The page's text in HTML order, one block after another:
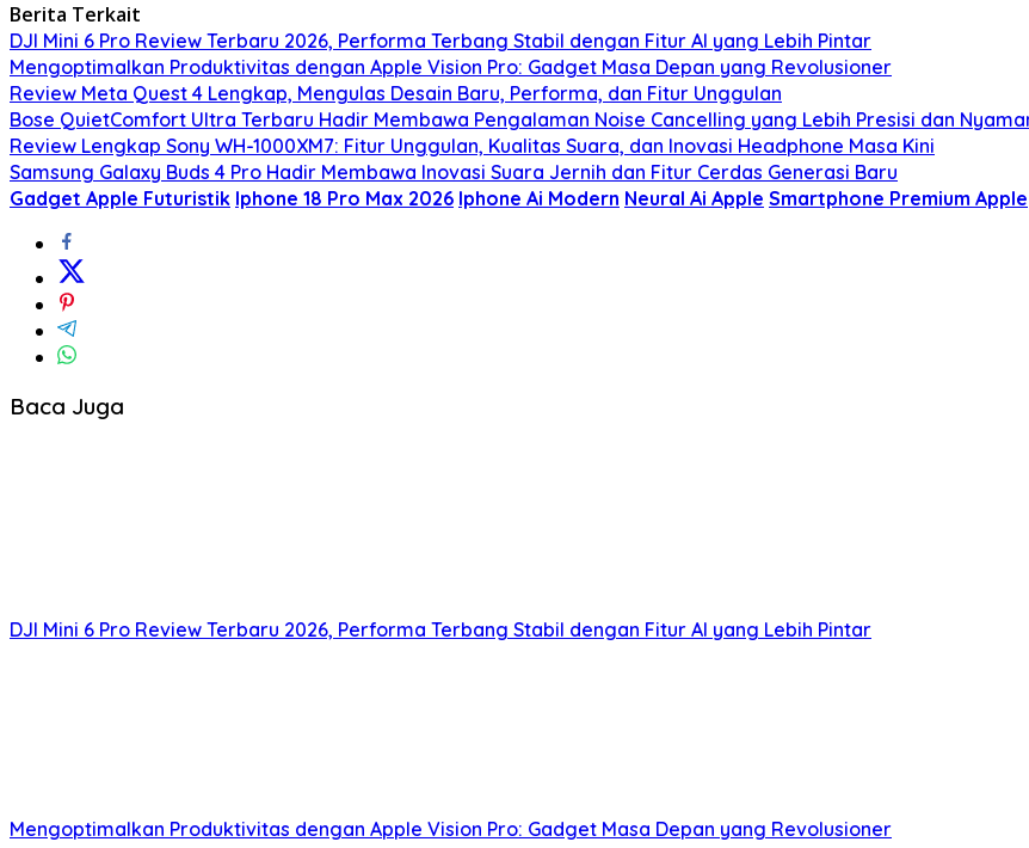
Berita Terkait
DJI Mini 6 Pro Review Terbaru 2026, Performa Terbang Stabil dengan Fitur AI yang Lebih Pintar
Mengoptimalkan Produktivitas dengan Apple Vision Pro: Gadget Masa Depan yang Revolusioner
Review Meta Quest 4 Lengkap, Mengulas Desain Baru, Performa, dan Fitur Unggulan
Bose QuietComfort Ultra Terbaru Hadir Membawa Pengalaman Noise Cancelling yang Lebih Presisi dan
Review Lengkap Sony WH-1000XM7: Fitur Unggulan, Kualitas Suara, dan Inovasi Headphone Masa Kini
Samsung Galaxy Buds 4 Pro Hadir Membawa Inovasi Suara Jernih dan Fitur Cerdas Generasi Baru
Gadget Apple Futuristik Iphone 18 Pro Max 2026 Iphone Ai Modern Neural Ai Apple Smartphone Premium Apple
Baca Juga
DJI Mini 6 Pro Review Terbaru 2026, Performa Terbang Stabil dengan Fitur AI yang Lebih Pintar
Mengoptimalkan Produktivitas dengan Apple Vision Pro: Gadget Masa Depan yang Revolusioner